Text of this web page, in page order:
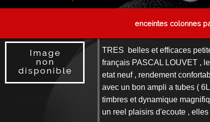
enceintes colonnes
TRES belles et efficaces
français PASCAL LOUVET ,
etat neuf , rendement
avec un bon ampli a tubes (
timbres et dynamique
un reel plaisirs d'ecoute ,